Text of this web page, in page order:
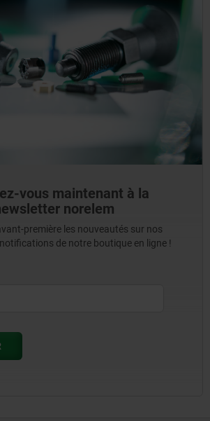
vous maintenant à la
norelem
première les nouveautés sur nos
de notre boutique en ligne !